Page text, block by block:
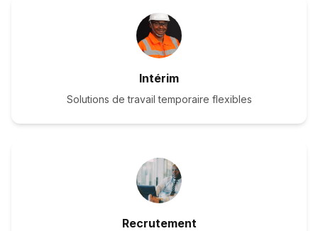
Intérim
Solutions de travail temporaire flexibles
Recrutement